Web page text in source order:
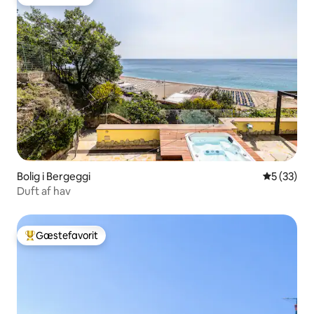
Bolig i Bergeggi 5 ud af 5 i
5 (33)
Duft af hav
Bedste gæstefavorit
Gæstefavorit